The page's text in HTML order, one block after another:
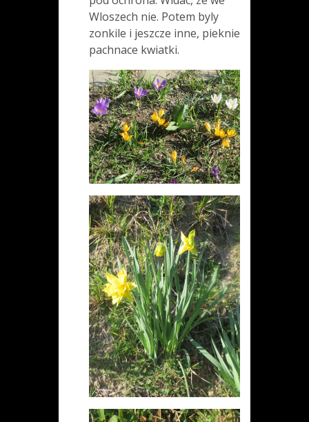
Wloszech nie. Potem byly
zonkile i jeszcze inne, pieknie
pachnace kwiatki.